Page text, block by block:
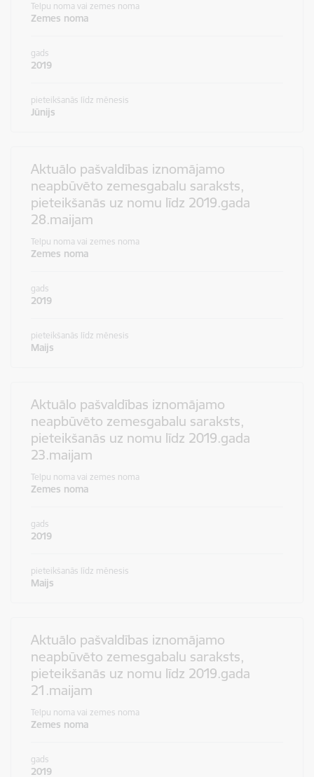
Telpu noma vai zemes noma
Zemes noma
gads
2019
pieteikšanās līdz mēnesis
Jūnijs
Aktuālo pašvaldības iznomājamo
neapbūvēto zemesgabalu saraksts,
pieteikšanās uz nomu līdz 2019.gada
28.maijam
Telpu noma vai zemes noma
Zemes noma
gads
2019
pieteikšanās līdz mēnesis
Maijs
Aktuālo pašvaldības iznomājamo
neapbūvēto zemesgabalu saraksts,
pieteikšanās uz nomu līdz 2019.gada
23.maijam
Telpu noma vai zemes noma
Zemes noma
gads
2019
pieteikšanās līdz mēnesis
Maijs
Aktuālo pašvaldības iznomājamo
neapbūvēto zemesgabalu saraksts,
pieteikšanās uz nomu līdz 2019.gada
21.maijam
Telpu noma vai zemes noma
Zemes noma
gads
2019